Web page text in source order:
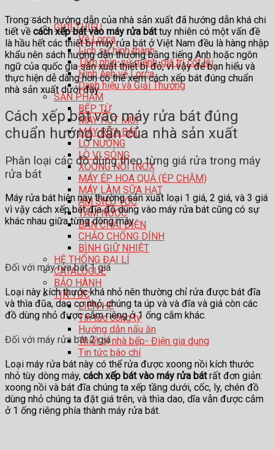
GIỚI THIỆU
Về Lorca
Lịch sử hình thành
Tầm nhìn-sứ mệnh-giá trị cốt lõi
Hình Ảnh về Lorca
Danh hiệu và Giải Thưởng
SẢN PHẨM
BẾP TỪ
MÁY HÚT MÙI
MÁY RỬA BÁT
LÒ NƯỚNG
LÒ VI SÓNG
XOONG NỒI INOX
MÁY ÉP HOA QUẢ (ÉP CHẬM)
MÁY LÀM SỮA HẠT
ẤM SIÊU TỐC
TĂM NƯỚC
BÀN CHẢI ĐIỆN
CHẢO CHỐNG DÍNH
BÌNH GIỮ NHIỆT
HỆ THỐNG ĐẠI LÍ
CATALOGUE
BẢO HÀNH
TIN TỨC
LIÊN HỆ
Tin tức công ty
Hướng dẫn nấu ăn
Thiết bị nhà bếp- Điện gia dụng
Tin tức báo chí
Trong sách hướng dẫn của nhà sản xuất đã hướng dẫn khá chi
tiết về cách xếp bát vào máy rửa báttuy nhiên có một vấn đề
là hầu hết các thiết bị máy rửa bát ở Việt Nam đều là hàng nhập
khẩu nên sách hướng dẫn thường bằng tiếng Anh hoặc ngôn
ngữ của quốc gia sản xuất thiết bị đó, vì vậy để bạn hiểu và
thực hiện dễ dàng hơn có thể xem cách xếp bát đúng chuẩn
nhà sản xuất dưới đây.
Cách xếp bát vào máy rửa bát đúng
chuẩn hướng dẫn của nhà sản xuất
Phân loại các đồ dùng theo từng giá rửa trong máy
rửa bát
Máy rửa bát hiện nay thường sản xuất loại 1 giá, 2 giá, và 3 giá
vì vậy cách xếp bát đĩa đồ dùng vào máy rửa bát cũng có sự
khác nhau giữa từng dòng máy.
Đối với máy rửa bát 1 giá
Loại này kích thước khá nhỏ nên thường chỉ rửa được bát đĩa
và thìa đũa, dao cơ nhỏ, chúng ta úp và và đĩa và giá còn các
đồ dùng nhỏ được cắm riêng ở 1 ống cắm khác.
Đối với máy rửa bát 2 giá
Loại máy rửa bát này có thể rửa được xoong nồi kích thước
nhỏ tùy dòng máy, cách xếp bát vào máy rửa bátrất đơn giản:
xoong nồi và bát đĩa chúng ta xếp tầng dưới, cốc, ly, chén đồ
dùng nhỏ chúng ta đặt giá trên, và thìa dao, dĩa vẫn được cắm
ở 1 ống riêng phía thành máy rửa bát.